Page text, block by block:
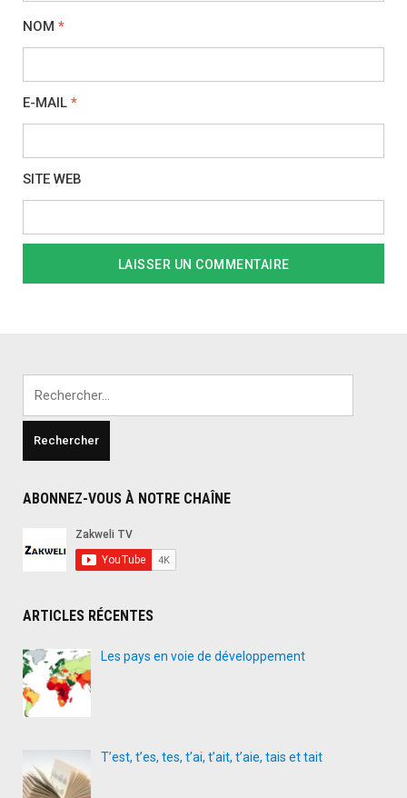
NOM *
E-MAIL *
SITE WEB
ABONNEZ-VOUS À NOTRE CHAÎNE
ARTICLES RÉCENTES
Les pays en voie de développement
T’est, t’es, tes, t’ai, t’ait, t’aie, tais et tait